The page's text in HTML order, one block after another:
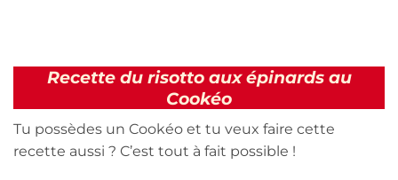
Recette du risotto aux épinards au
Cookéo
Tu possèdes un Cookéo et tu veux faire cette
recette aussi ? C’est tout à fait possible !